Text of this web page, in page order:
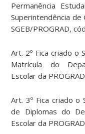
Permanência
Superintendência de
SGEB/PROGRAD,
Art. 2º Fica criado o
Matrícula do
Escolar da
Art. 3º Fica criado
de Diplomas do
Escolar da